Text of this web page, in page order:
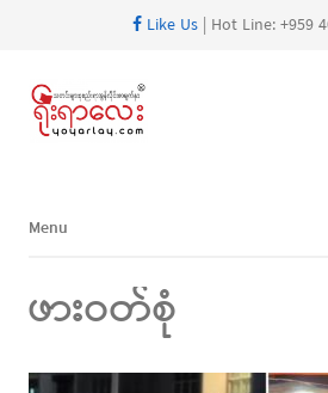
Like Us| Hot Line: +959
Menu
Menu
ဖားဝတ်စုံ